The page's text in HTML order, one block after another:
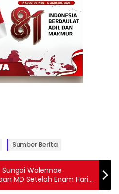
Sumber Berita
Walennae
MD Setelah Enam Hari